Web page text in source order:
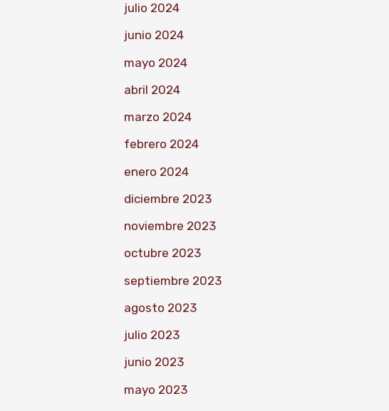
julio 2024
junio 2024
mayo 2024
abril 2024
marzo 2024
febrero 2024
enero 2024
diciembre 2023
noviembre 2023
octubre 2023
septiembre 2023
agosto 2023
julio 2023
junio 2023
mayo 2023